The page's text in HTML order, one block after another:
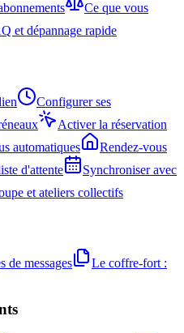
Ce que vous
et dépannage rapide
Configurer ses
Activer la réservation
automatiques
Rendez-vous
d'attente
Synchroniser avec
et ateliers collectifs
de messages
Le coffre-fort :